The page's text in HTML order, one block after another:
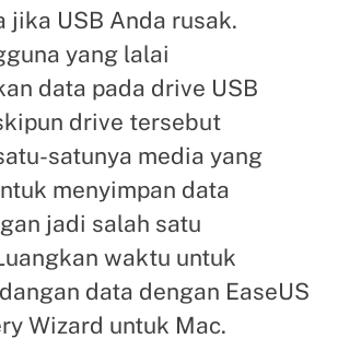
jika USB Anda rusak.
yang lalai
data pada drive USB
drive tersebut
satunya media yang
menyimpan data
jadi salah satu
waktu untuk
data dengan EaseUS
Wizard untuk Mac.